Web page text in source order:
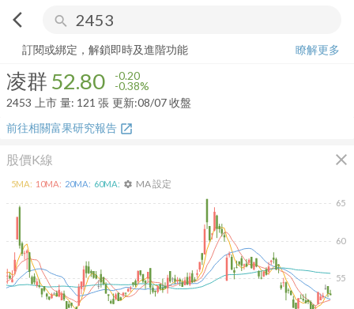
arrow_back_ios search
凌群 52.80-0.38%
訂閱或綁定，解鎖即時及進階功能
瞭解更多
凌群 52.80 -0.20
-0.38%
2453
上市 量: 121 張 更新:08/07 收盤
前往相關富果研究報告 open_in_new
股價K線 close
55
60
65
5MA: 10MA: 20MA: 60MA: settings MA 設定